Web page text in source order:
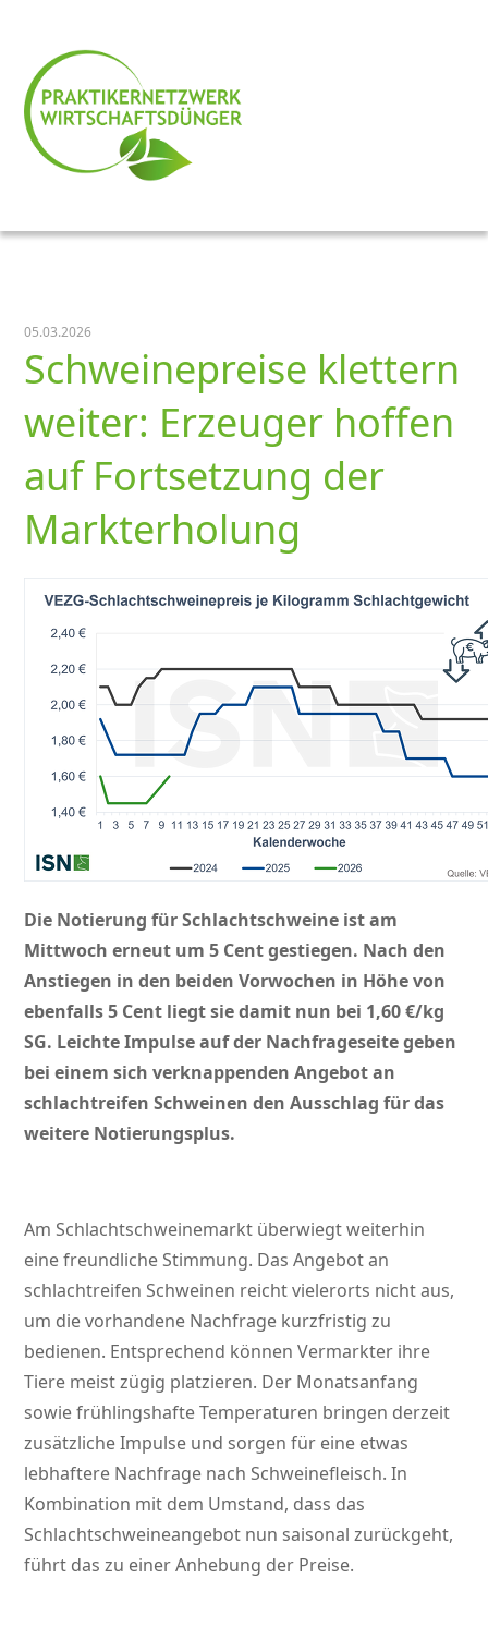
05.03.2026
Schweinepreise klettern
weiter: Erzeuger hoffen
auf Fortsetzung der
Markterholung
Die Notierung für Schlachtschweine ist am
Mittwoch erneut um 5 Cent gestiegen. Nach den
Anstiegen in den beiden Vorwochen in Höhe von
ebenfalls 5 Cent liegt sie damit nun bei 1,60 €/kg
SG. Leichte Impulse auf der Nachfrageseite geben
bei einem sich verknappenden Angebot an
schlachtreifen Schweinen den Ausschlag für das
weitere Notierungsplus.
Am Schlachtschweinemarkt überwiegt weiterhin
eine freundliche Stimmung. Das Angebot an
schlachtreifen Schweinen reicht vielerorts nicht aus,
um die vorhandene Nachfrage kurzfristig zu
bedienen. Entsprechend können Vermarkter ihre
Tiere meist zügig platzieren. Der Monatsanfang
sowie frühlingshafte Temperaturen bringen derzeit
zusätzliche Impulse und sorgen für eine etwas
lebhaftere Nachfrage nach Schweinefleisch. In
Kombination mit dem Umstand, dass das
Schlachtschweineangebot nun saisonal zurückgeht,
führt das zu einer Anhebung der Preise.